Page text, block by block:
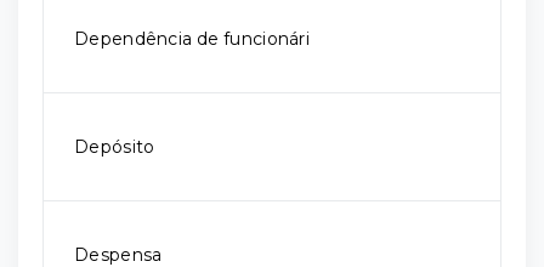
Dependência de funcionári
Depósito
Despensa